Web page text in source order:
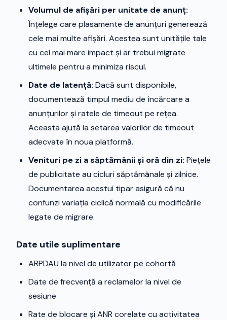
Volumul de afișări per unitate de anunț:
Înțelege care plasamente de anunțuri generează
cele mai multe afișări. Acestea sunt unitățile tale
cu cel mai mare impact și ar trebui migrate
ultimele pentru a minimiza riscul.
Date de latență: Dacă sunt disponibile,
documentează timpul mediu de încărcare a
anunțurilor și ratele de timeout pe rețea.
Aceasta ajută la setarea valorilor de timeout
adecvate în noua platformă.
Venituri pe zi a săptămânii și oră din zi: Piețele
de publicitate au cicluri săptămânale și zilnice.
Documentarea acestui tipar asigură că nu
confunzi variația ciclică normală cu modificările
legate de migrare.
Date utile suplimentare
ARPDAU la nivel de utilizator pe cohortă
Date de frecvență a reclamelor la nivel de
sesiune
Rate de blocare și ANR corelate cu activitatea